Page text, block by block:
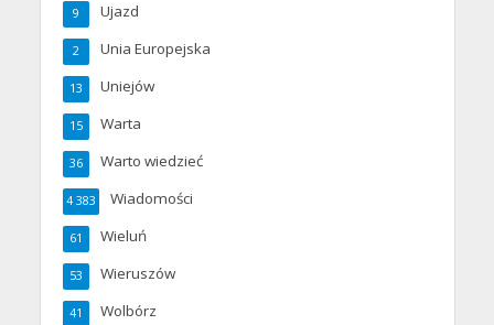
Ujazd
9
Unia Europejska
2
Uniejów
13
Warta
15
Warto wiedzieć
36
Wiadomości
4 383
Wieluń
61
Wieruszów
53
Wolbórz
41